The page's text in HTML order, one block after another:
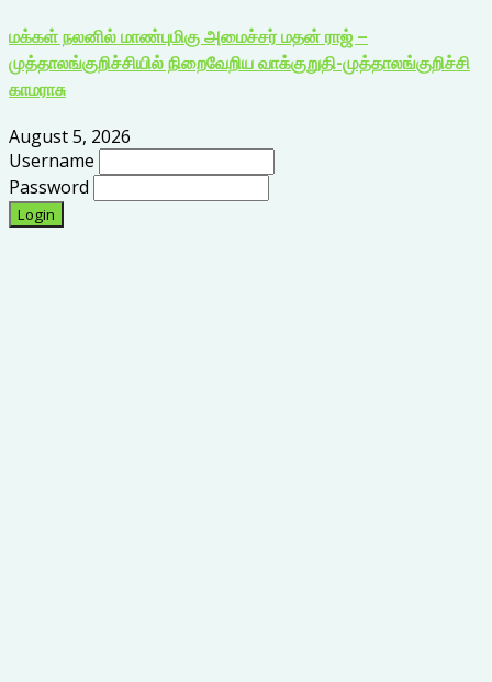
மக்கள் நலனில் மாண்புமிகு அமைச்சர் மதன் ராஜ் –
முத்தாலங்குறிச்சியில் நிறைவேறிய வாக்குறுதி-முத்தாலங்குறிச்சி
காமராசு
August 5, 2026
Username
Password